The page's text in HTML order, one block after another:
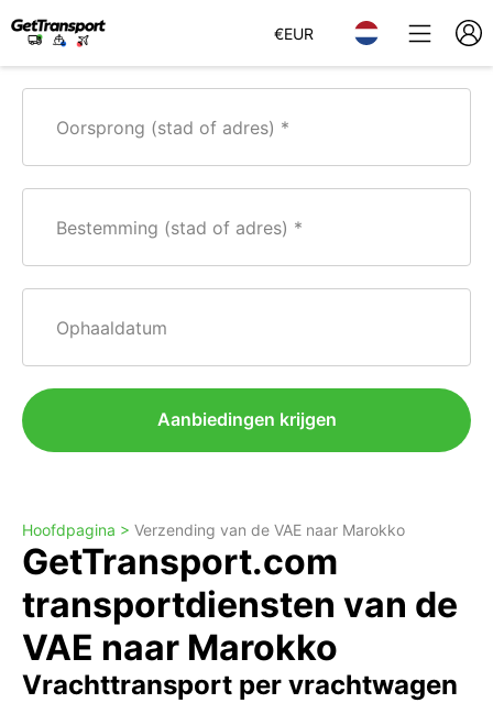
€EUR
Oorsprong (stad of adres)
Bestemming (stad of adres)
Ophaaldatum
Aanbiedingen krijgen
Hoofdpagina > Verzending van de VAE naar Marokko
GetTransport.com
transportdiensten van de
VAE naar Marokko
Vrachttransport per vrachtwagen